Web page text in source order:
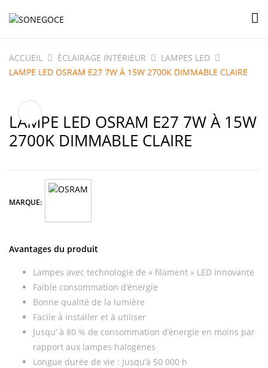
ACCUEIL ÉCLAIRAGE INTÉRIEUR
LAMPES LED
LAMPE LED OSRAM E27 7W À 15W 2700K DIMMABLE CLAIRE
LAMPE LED OSRAM E27 7W À 15W
2700K DIMMABLE CLAIRE
MARQUE:
Avantages du produit
Lampes avec technologie de « filament » LED innovante
Faible consommation d’énergie
Bonne qualité de la lumière
Facile à installer et à utiliser
Jusqu’ à 80 % de consommation d’énergie en moins par
rapport aux lampes halogènes
Longue durée de vie : jusqu’à 50 000 h